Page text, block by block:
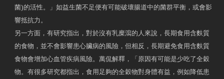
菌)的活性。」如益生菌不足便有可能破壞腸道中的菌群平衡，或會影
響抵抗力。
另一方面，有研究指出，對於沒有乳糜瀉的人來說，長期食用含麩質
的食物，並不會影響患心臟病的風險，但相反，長期避免食用含麩質
食物會增加心血管疾病風險。萬侃解釋，「原因有可能是少吃了全穀
物。有很多研究都指出，食用足夠的全穀物對身體有益，例如降低患